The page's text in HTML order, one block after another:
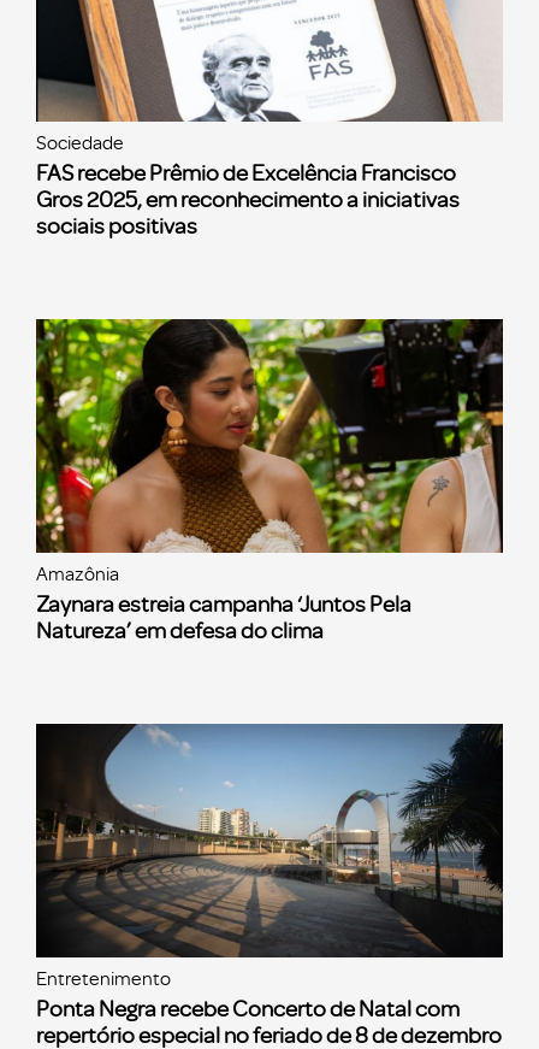
Sociedade
FAS recebe Prêmio de Excelência Francisco
Gros 2025, em reconhecimento a iniciativas
sociais positivas
Amazônia
Zaynara estreia campanha ‘Juntos Pela
Natureza’ em defesa do clima
Entretenimento
Ponta Negra recebe Concerto de Natal com
repertório especial no feriado de 8 de dezembro